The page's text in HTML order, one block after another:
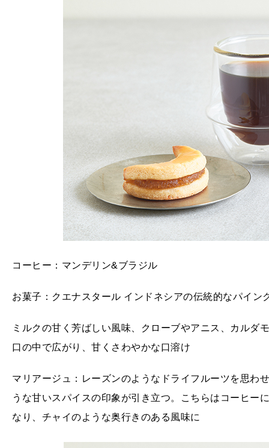
コーヒー：マンデリン&ブラジル
お菓子：クエナスタール インドネシアの伝統的なパイン
ミルクの甘く芳ばしい風味、クローブやアニス、カルダ
口の中で広がり、甘くさわやかな口溶け
マリアージュ：レーズンのようなドライフルーツを思わ
うな甘いスパイスの印象が引き立つ。こちらはコーヒー
なり、チャイのような奥行きのある風味に